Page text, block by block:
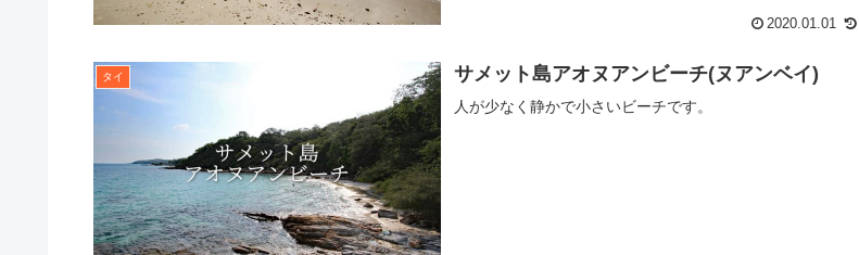
2020.01.01
タイ サメット島アオヌアンビーチ(ヌアンベイ)
人が少なく静かで小さいビーチです。